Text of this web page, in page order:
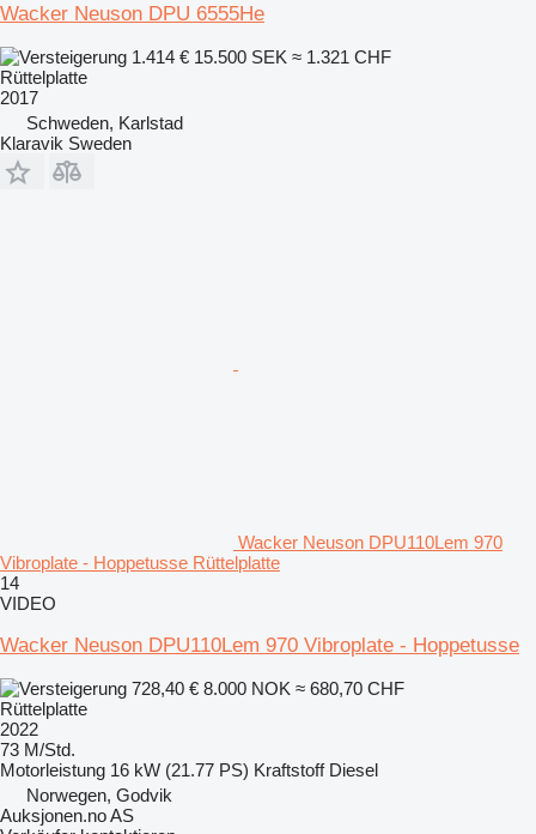
Wacker Neuson DPU 6555He
1.414 € 15.500 SEK ≈ 1.321 CHF
Rüttelplatte
2017
Schweden, Karlstad
Klaravik Sweden
Wacker Neuson DPU110Lem 970
Vibroplate - Hoppetusse Rüttelplatte
14
VIDEO
Wacker Neuson DPU110Lem 970 Vibroplate - Hoppetusse
728,40 € 8.000 NOK ≈ 680,70 CHF
Rüttelplatte
2022
73 M/Std.
Motorleistung 16 kW (21.77 PS) Kraftstoff Diesel
Norwegen, Godvik
Auksjonen.no AS